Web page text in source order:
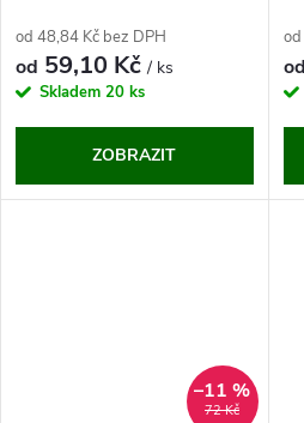
od 48,84 Kč bez DPH
od 59,10 Kč/ ks
Skladem 20 ks
ZOBRAZIT
od
72 Kč
–11 %